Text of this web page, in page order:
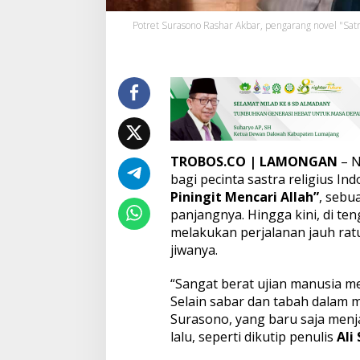
a
r
o
v
e
l
'
a
t
r
i
P
n
i
n
i
Potret Surasono Rashar Akbar, pengarang novel
TROBOS.CO | LAMONGAN –
bagi pecinta sastra religius
Piningit Mencari Allah”,
panjangnya. Hingga kini, di
melakukan perjalanan jauh
jiwanya.
“Sangat berat ujian manusia
Selain sabar dan tabah dalam
Surasono, yang baru saja
lalu, seperti dikutip penulis Ali